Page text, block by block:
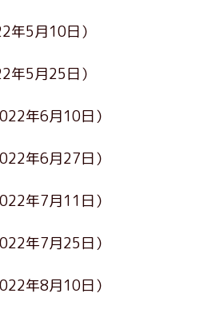
年5月10日）
年5月25日）
年6月10日）
年6月27日）
年7月11日）
年7月25日）
年8月10日）